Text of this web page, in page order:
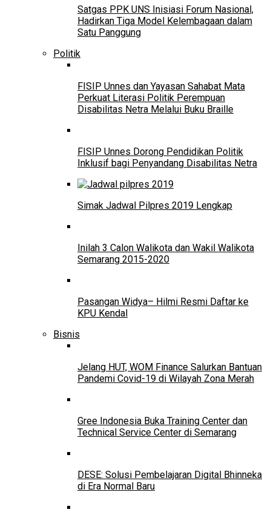
Satgas PPK UNS Inisiasi Forum Nasional,
Hadirkan Tiga Model Kelembagaan dalam
Satu Panggung
Politik
FISIP Unnes dan Yayasan Sahabat Mata
Perkuat Literasi Politik Perempuan
Disabilitas Netra Melalui Buku Braille
FISIP Unnes Dorong Pendidikan Politik
Inklusif bagi Penyandang Disabilitas Netra
Simak Jadwal Pilpres 2019 Lengkap
Inilah 3 Calon Walikota dan Wakil Walikota
Semarang 2015-2020
Pasangan Widya– Hilmi Resmi Daftar ke
KPU Kendal
Bisnis
Jelang HUT, WOM Finance Salurkan Bantuan
Pandemi Covid-19 di Wilayah Zona Merah
Gree Indonesia Buka Training Center dan
Technical Service Center di Semarang
DESE: Solusi Pembelajaran Digital Bhinneka
di Era Normal Baru